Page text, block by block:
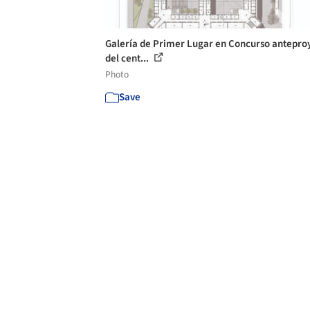
Galería de Primer Lugar en Concurso
del cent...
Photo
Save